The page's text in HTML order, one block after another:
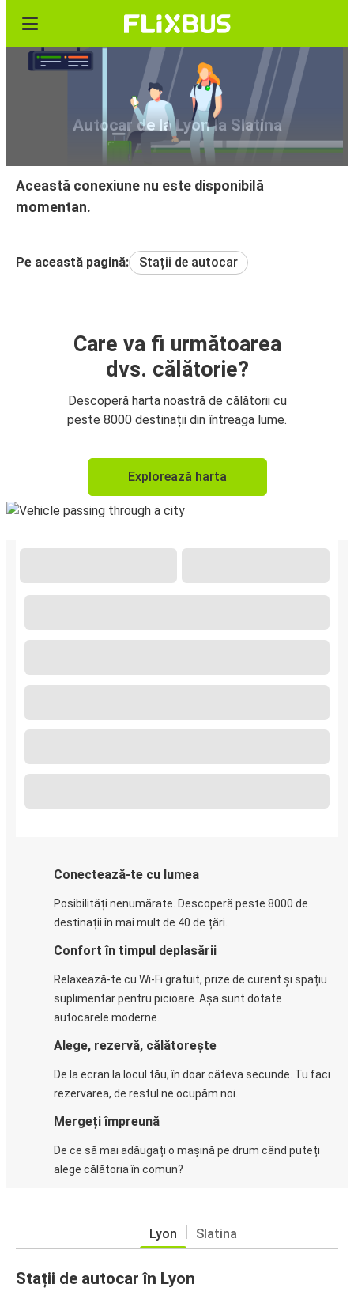
Autocar de la Lyon la Slatina
Această conexiune nu este disponibilă
momentan.
Pe această pagină: Stații de autocar
Care va fi următoarea
dvs. călătorie?
Descoperă harta noastră de călătorii cu
peste 8000 destinații din întreaga lume.
Explorează harta
Conectează-te cu lumea
Posibilități nenumărate. Descoperă peste 8000 de
destinații în mai mult de 40 de țări.
Confort în timpul deplasării
Relaxează-te cu Wi-Fi gratuit, prize de curent și spațiu
suplimentar pentru picioare. Așa sunt dotate
autocarele moderne.
Alege, rezervă, călătorește
De la ecran la locul tău, în doar câteva secunde. Tu faci
rezervarea, de restul ne ocupăm noi.
Mergeți împreună
De ce să mai adăugați o mașină pe drum când puteți
alege călătoria în comun?
Lyon Slatina
Stații de autocar în Lyon